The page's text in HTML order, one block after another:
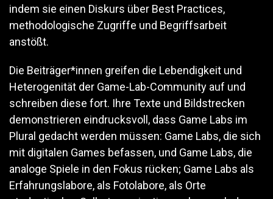
indem sie einen Diskurs über Best Practices,
methodologische Zugriffe und Begriffsarbeit
anstößt.
Die Beiträger*innen greifen die Lebendigkeit und
Heterogenität der Game-Lab-Community auf und
schreiben diese fort. Ihre Texte und Bildstrecken
demonstrieren eindrucksvoll, dass Game Labs im
Plural gedacht werden müssen: Game Labs, die sich
mit digitalen Games befassen, und Game Labs, die
analoge Spiele in den Fokus rücken; Game Labs als
Erfahrungslabore, als Fotolabore, als Orte